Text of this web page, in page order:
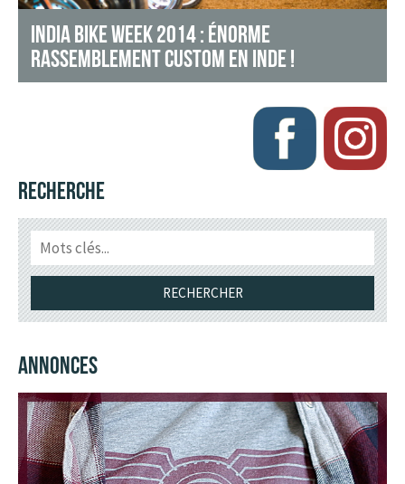
INDIA BIKE WEEK 2014 : ÉNORME
RASSEMBLEMENT CUSTOM EN INDE !
RECHERCHE
ANNONCES